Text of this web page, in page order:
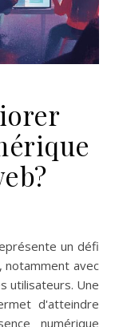
notamment avec
utilisateurs. Une
d'atteindre
numérique